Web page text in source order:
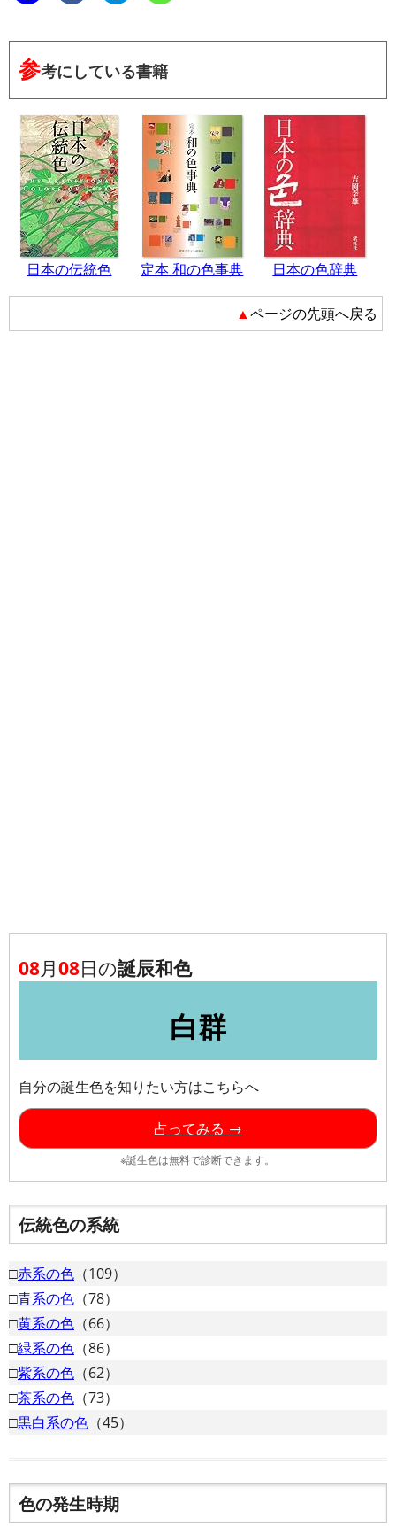
参考にしている書籍
日本の伝統色 定本 和の色事典 日本の色辞典
▲ページの先頭へ戻る
08月08日の誕辰和色
白群
自分の誕生色を知りたい方はこちらへ
占ってみる →
※誕生色は無料で診断できます。
伝統色の系統
□赤系の色 （109）
□青系の色 （78）
□黄系の色 （66）
□緑系の色 （86）
□紫系の色 （62）
□茶系の色 （73）
□黒白系の色 （45）
色の発生時期